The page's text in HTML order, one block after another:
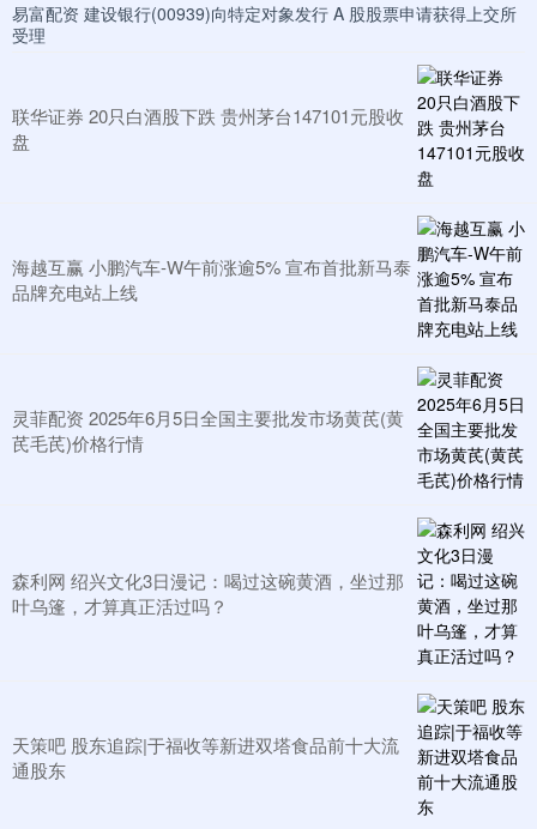
易富配资 建设银行(00939)向特定对象发行 A 股股票申请获得上交所
受理
联华证券 20只白酒股下跌 贵州茅台147101元股收
盘
海越互赢 小鹏汽车-W午前涨逾5% 宣布首批新马泰
品牌充电站上线
灵菲配资 2025年6月5日全国主要批发市场黄芪(黄
芪毛芪)价格行情
森利网 绍兴文化3日漫记：喝过这碗黄酒，坐过那
叶乌篷，才算真正活过吗？
天策吧 股东追踪|于福收等新进双塔食品前十大流
通股东